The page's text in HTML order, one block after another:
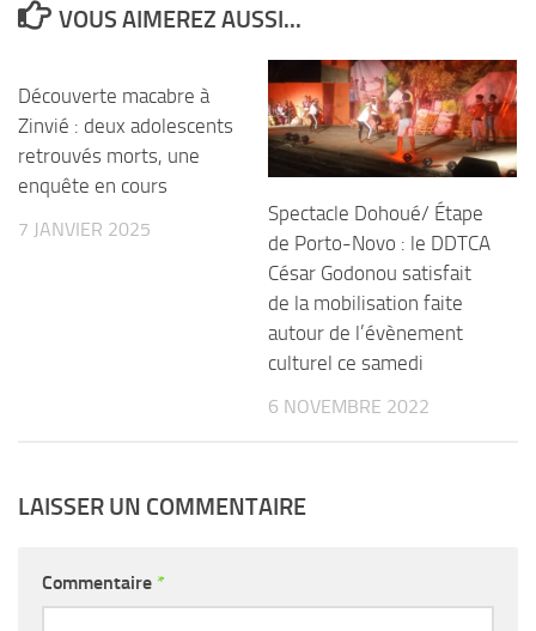
VOUS AIMEREZ AUSSI...
Découverte macabre à
Zinvié : deux adolescents
retrouvés morts, une
enquête en cours
7 JANVIER 2025
Spectacle Dohoué/ Étape
de Porto-Novo : le DDTCA
César Godonou satisfait
de la mobilisation faite
autour de l’évènement
culturel ce samedi
6 NOVEMBRE 2022
LAISSER UN COMMENTAIRE
Commentaire *